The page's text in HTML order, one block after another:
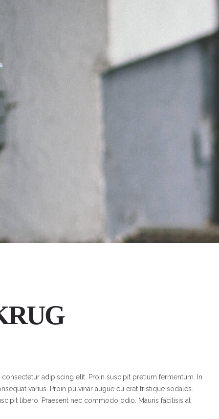
adipiscing elit. Proin suscipit pretium fermentum. In
varius. Proin pulvinar augue eu erat tristique sodales.
libero. Praesent nec commodo odio. Mauris facilisis at